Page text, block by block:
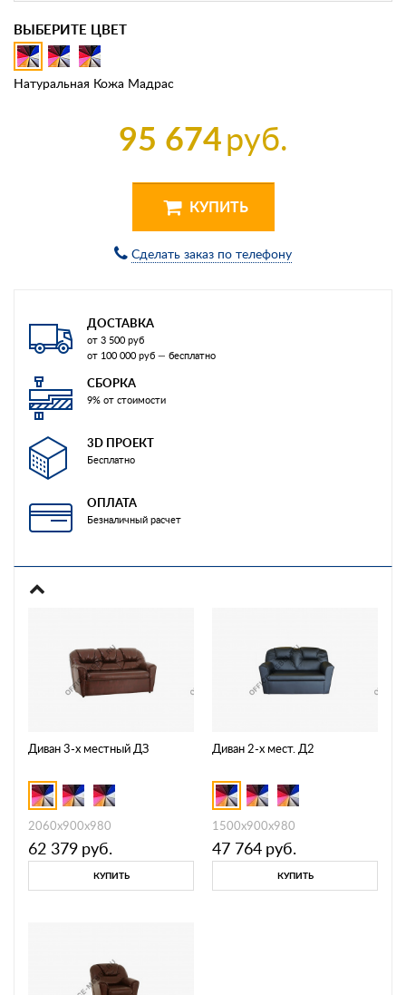
ВЫБЕРИТЕ ЦВЕТ
Натуральная Кожа Мадрас
95 674руб.
КУПИТЬ
Сделать заказ по телефону
ДОСТАВКА
от 3 500 руб
от 100 000 руб — бесплатно
СБОРКА
9% от стоимости
3D ПРОЕКТ
Бесплатно
ОПЛАТА
Безналичный расчет
Диван 3-х местный ДЗ
2060х900х980
62 379 руб.
КУПИТЬ
Диван 2-х мест. Д2
1500х900х980
47 764 руб.
КУПИТЬ